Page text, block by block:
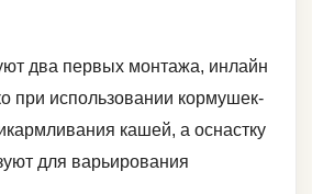
два первых монтажа, инлайн
при использовании кормушек-
кашей, а оснастку
для варьирования